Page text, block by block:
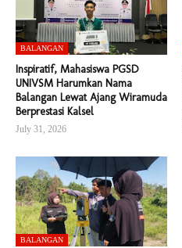
BALANGAN
Inspiratif, Mahasiswa PGSD
UNIVSM Harumkan Nama
Balangan Lewat Ajang Wiramuda
Berprestasi Kalsel
July 31, 2026
BALANGAN